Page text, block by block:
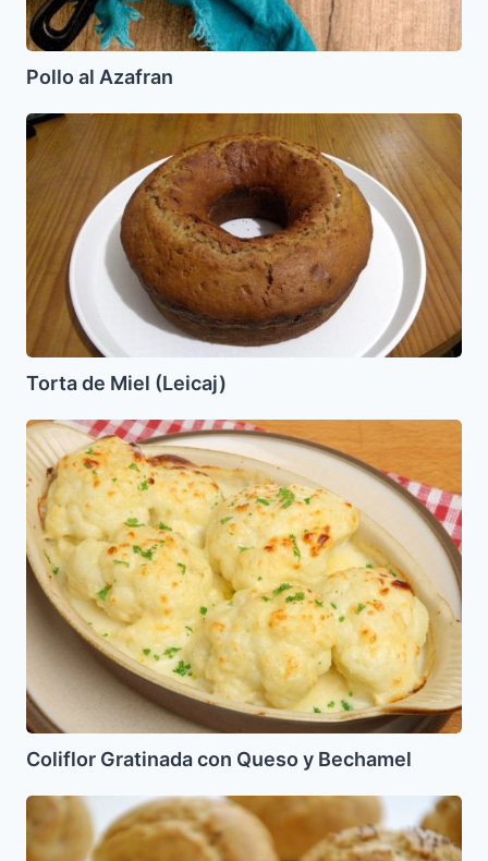
Pollo al Azafran
Torta
de
Miel
(Leicaj)
Torta de Miel (Leicaj)
Coliflor
Gratinada
con
Queso
y
Bechamel
Coliflor Gratinada con Queso y Bechamel
Pancitos